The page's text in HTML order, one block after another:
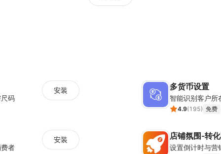
码
安装 多货币设置
智能识别客户所
4.9(195) 免费
者
安装 店铺氛围-转